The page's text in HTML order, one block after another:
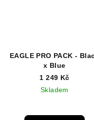
EAGLE PRO PACK -
x Blue
1 249 Kč
Skladem